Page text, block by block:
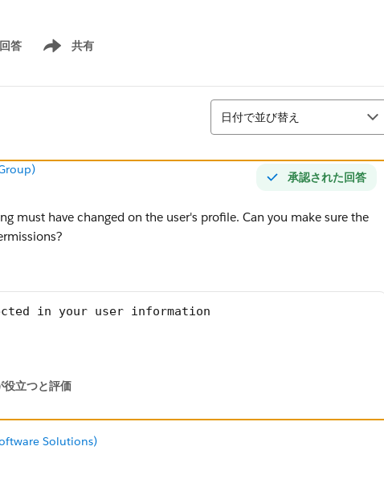
答 共有
Show menu
並び替え
日付で並び替え
承認された回答
must have changed on the user's profile. Can you make sure the
in your user information
in your user information
立つと評価
Solutions)